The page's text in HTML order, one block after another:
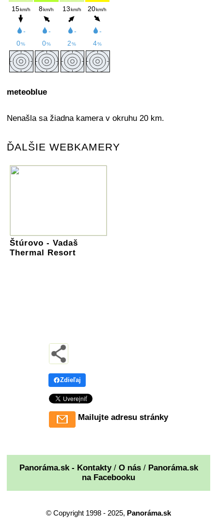
meteoblue
Nenašla sa žiadna kamera v okruhu 20 km.
ĎALŠIE WEBKAMERY
Štúrovo - Vadaš
Thermal Resort
Zdieľaj
Mailujte adresu stránky
Panoráma.sk - Kontakty/ O nás/ Panoráma.sk
na Facebooku
© Copyright 1998 - 2025, Panoráma.sk